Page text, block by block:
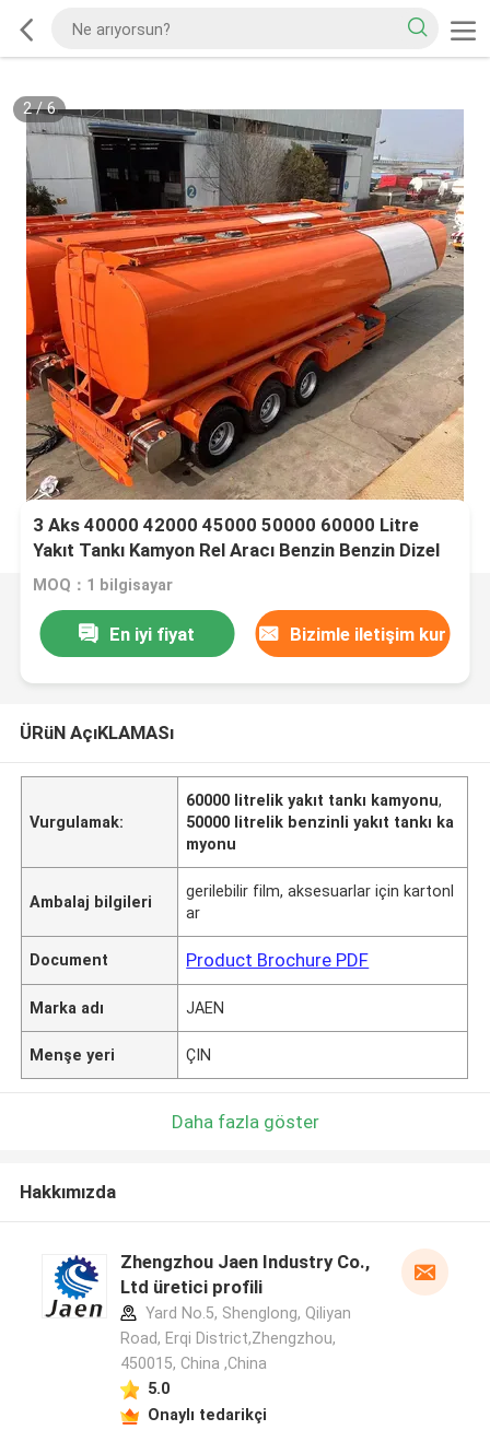
2/6
3 Aks 40000 42000 45000 50000 60000 Litre
Yakıt Tankı Kamyon Rel Aracı Benzin Benzin Dizel
Yağ Tankı Yakıt Tankı
MOQ：1 bilgisayar
En iyi fiyat Bizimle iletişim kur
ÜRüN AçıKLAMASı
Vurgulamak:
60000 litrelik yakıt tankı kamyonu,
50000 litrelik benzinli yakıt tankı ka
myonu
Ambalaj bilgileri
gerilebilir film, aksesuarlar için kartonl
ar
Document Product Brochure PDF
Marka adı JAEN
Menşe yeri ÇIN
Daha fazla göster
Hakkımızda
Zhengzhou Jaen Industry Co.,
Ltd üretici profili
Yard No.5, Shenglong, Qiliyan
Road, Erqi District,Zhengzhou,
450015, China ,China
5.0
Onaylı tedarikçi